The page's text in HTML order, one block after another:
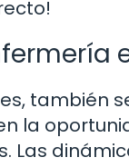
también
la
Las